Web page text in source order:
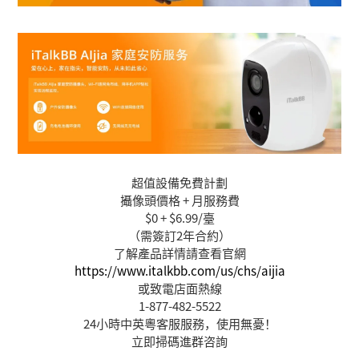
超值設備免費計劃
攝像頭價格 + 月服務費
$0 + $6.99/臺
（需簽訂2年合約）
了解產品詳情請查看官網
https://www.italkbb.com/us/chs/aijia
或致電店面熱線
1-877-482-5522
24小時中英粵客服服務，使用無憂！
立即掃碼進群咨詢